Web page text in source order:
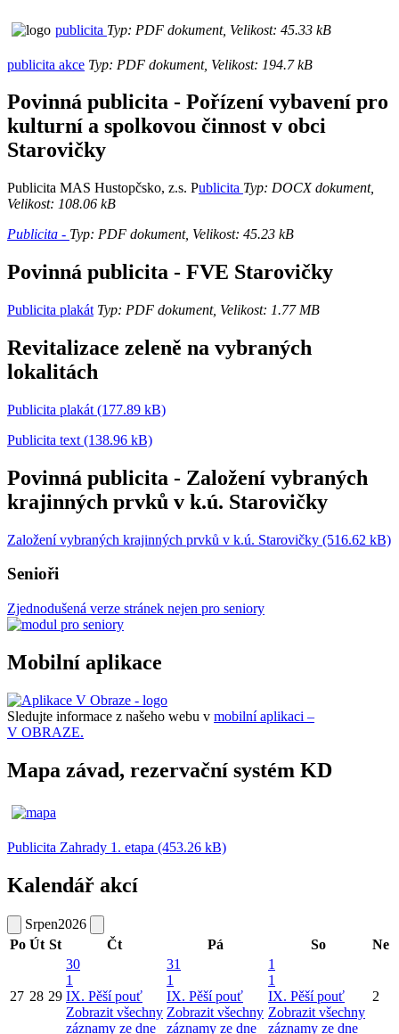
publicita Typ: PDF dokument, Velikost: 45.33 kB
publicita akce Typ: PDF dokument, Velikost: 194.7 kB
Povinná publicita - Pořízení vybavení pro
kulturní a spolkovou činnost v obci
Starovičky
Publicita MAS Hustopčsko, z.s. Publicita Typ: DOCX dokument,
Velikost: 108.06 kB
Publicita - Typ: PDF dokument, Velikost: 45.23 kB
Povinná publicita - FVE Starovičky
Publicita plakát Typ: PDF dokument, Velikost: 1.77 MB
Revitalizace zeleně na vybraných
lokalitách
Publicita plakát (177.89 kB)
Publicita text (138.96 kB)
Povinná publicita - Založení vybraných
krajinných prvků v k.ú. Starovičky
Založení vybraných krajinných prvků v k.ú. Starovičky (516.62 kB)
Senioři
Zjednodušená verze stránek nejen pro seniory
Mobilní aplikace
Sledujte informace z našeho webu v mobilní aplikaci –
V OBRAZE.
Mapa závad, rezervační systém KD
Publicita Zahrady 1. etapa (453.26 kB)
Kalendář akcí
Srpen2026
Po Út St Čt Pá So Ne
27 28 29
30
1
IX. Pěší pouť
Zobrazit všechny
záznamy ze dne
31
1
IX. Pěší pouť
Zobrazit všechny
záznamy ze dne
1
1
IX. Pěší pouť
Zobrazit všechny
záznamy ze dne
2